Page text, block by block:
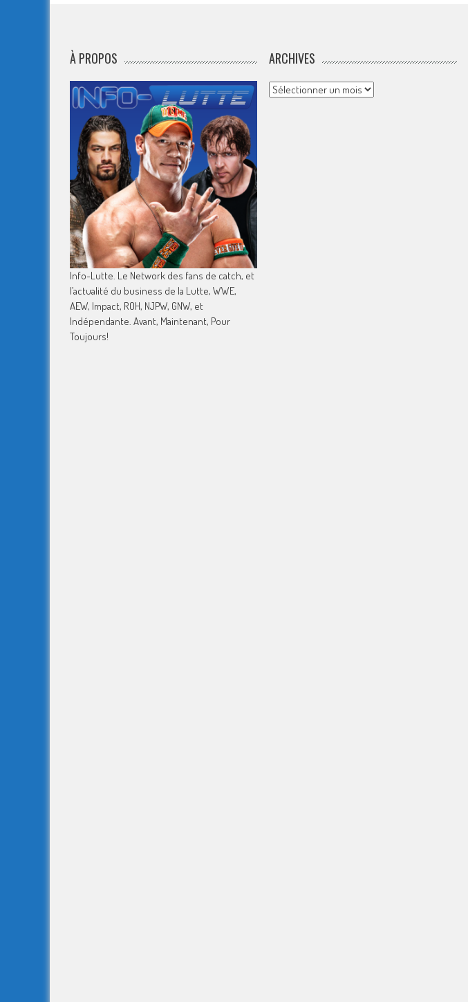
À PROPOS
Info-Lutte. Le Network des fans de catch, et
l’actualité du business de la Lutte, WWE,
AEW, Impact, ROH, NJPW, GNW, et
Indépendante. Avant, Maintenant, Pour
Toujours!
ARCHIVES
Archives